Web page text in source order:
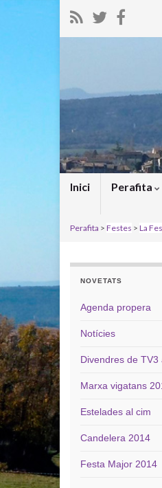
Inici Perafita
Perafita > Festes > La
NOVETATS
Agenda propera
Notícies
Divendres de TV3
Marxa vigatans
Estelades al cim
Candelera 2014
Festa Major 2014